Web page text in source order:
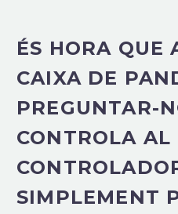
ÉS HORA QUE
CAIXA DE
PREGUNTAR-
CONTROLA AL
SIMPLEMENT